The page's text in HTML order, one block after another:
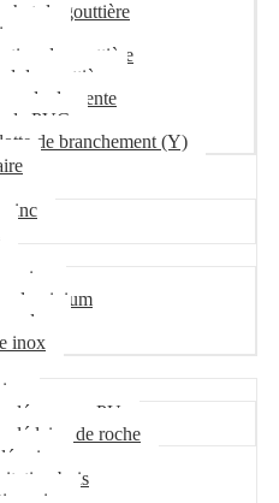
de gouttière
de gouttière
de gouttière
de descente
PVC
de branchement (Y)
zinc
acier
aluminium
galva
inox
mousse PU
laine de roche
acier
bois